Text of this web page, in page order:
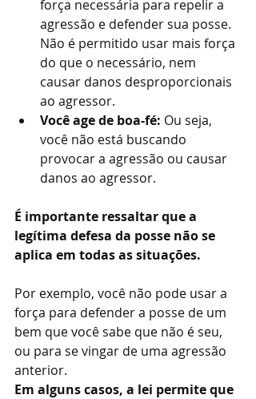
força necessária para repelir a
agressão e defender sua posse.
Não é permitido usar mais força
do que o necessário, nem
causar danos desproporcionais
ao agressor.
Você age de boa-fé: Ou seja,
você não está buscando
provocar a agressão ou causar
danos ao agressor.
É importante ressaltar que a
legítima defesa da posse não se
aplica em todas as situações.
Por exemplo, você não pode usar a
força para defender a posse de um
bem que você sabe que não é seu,
ou para se vingar de uma agressão
anterior.
Em alguns casos, a lei permite que